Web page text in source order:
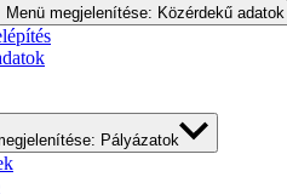
Menü megjelenítése: Közérdekű adatok
Pályázatok